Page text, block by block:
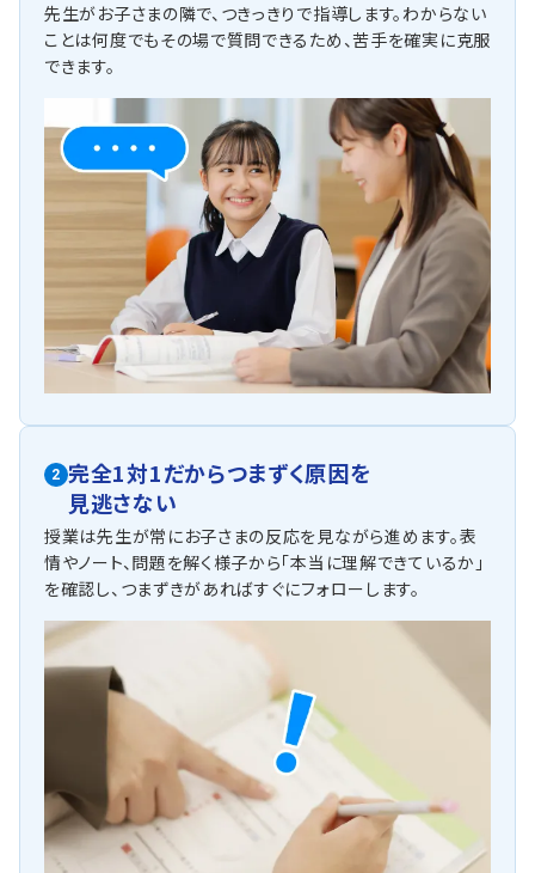
先生がお子さまの隣で、つきっきりで指導します。わからない
ことは何度でもその場で質問できるため、苦手を確実に克服
できます。
2 完全1対1だからつまずく原因を
見逃さない
授業は先生が常にお子さまの反応を見ながら進めます。表
情やノート、問題を解く様子から「本当に理解できているか」
を確認し、つまずきがあればすぐにフォローします。